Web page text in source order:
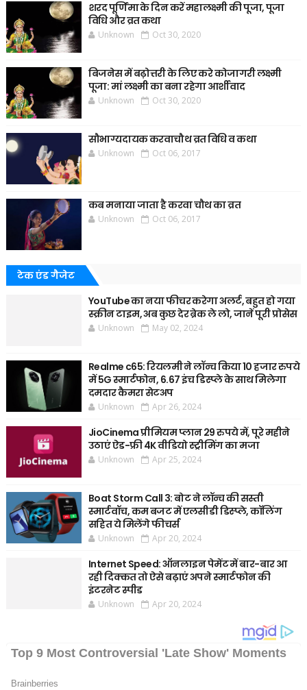
शरद पूर्णिमा के दिन करें महालक्ष्मी की पूजा, पूजा
विधि और व्रत कथा
Unknown Oct 30, 2020
बिजनेस में बढ़ोत्तरी के लिए करे कोजागरी लक्ष्मी
पूजा: मां लक्ष्मी का बना रहेगा आर्शीवाद
Unknown Oct 30, 2020
सौभाग्यदायक करवाचौथ व्रत विधि व कथा
Unknown Oct 06, 2017
कब मनाया जाता है करवा चौथ का व्रत
Unknown Oct 06, 2017
टेक एंड गैजेट
YouTube का नया फीचर करेगा अलर्ट, बहुत हो गया
स्क्रीन टाइम, अब कुछ देर ब्रेक ले लो, जानें पूरी प्रोसेस
Unknown May 02, 2024
Realme c65: रियलमी ने लॉन्च किया 10 हजार रुपये
में 5G स्मार्टफोन, 6.67 इंच डिस्प्ले के साथ मिलेगा
दमदार कैमरा सेटअप
Unknown Apr 26, 2024
JioCinema प्रीमियम प्लान 29 रुपये में, पूरे महीने
उठाएं ऐड-फ्री 4K वीडियो स्ट्रीमिंग का मजा
Unknown Apr 25, 2024
Boat Storm Call 3: बोट ने लॉन्च की सस्ती
स्मार्टवॉच, कम बजट में एलसीडी डिस्प्ले, कॉलिंग
सहित ये मिलेंगे फीचर्स
Unknown Apr 20, 2024
Internet Speed: ऑनलाइन पेमेंट में बार-बार आ
रही दिक्कत तो ऐसे बढ़ाएं अपने स्मार्टफोन की
इंटरनेट स्पीड
Unknown Apr 20, 2024